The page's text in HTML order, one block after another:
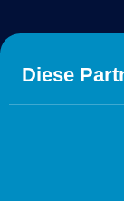
Diese